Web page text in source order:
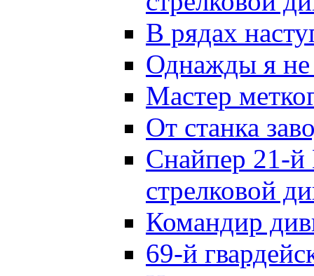
В рядах
Однажды я
Мастер
От станка
Снайпер 21-й
стрелковой
Командир
69-й